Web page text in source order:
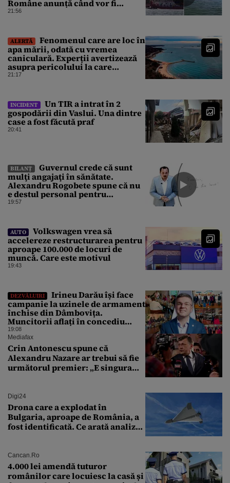
Române anunță când vor fi
simțite efectele
21:56
ALERTĂ
Fenomenul care are loc în
apa mării, odată cu vremea
caniculară. Experții avertizează
asupra pericolului la care
oamenii pot fi expuși
21:17
INCIDENT
Un TIR a intrat în 2
gospodării din Vaslui. Una dintre
case a fost făcută praf
20:41
BILANȚ
Guvernul crede că sunt
mulţi angajaţi în sănătate.
Alexandru Rogobete spune că nu
e destul personal pentru
combaterea infecţiilor
19:57
AUTO
Volkswagen vrea să
accelereze restructurarea pentru
aproape 100.000 de locuri de
muncă. Care este motivul
19:43
DEZVĂLUIRI
Irineu Darău își face
campanie la uzinele de armament
închise din Dâmbovița.
Muncitorii aflați în concediu
forțat din cauza lipsei comenzilor
au fost chemați de acasă pentru a
da mâna cu Ministrul Economiei
19:08
Mediafax
Crin Antonescu spune că
Alexandru Nazare ar trebui să fie
următorul premier: „E singura
Digi24
Drona care a explodat în
Bulgaria, aproape de România, a
fost identificată. Ce arată analiza
Cancan.ro
4.000 lei amendă tuturor
românilor care locuiesc la casă și